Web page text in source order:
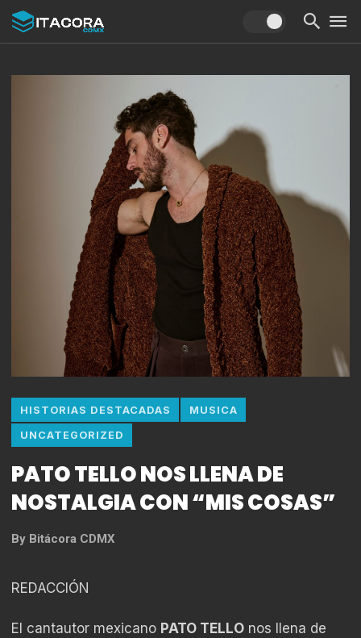
HISTORIAS DESTACADAS MUSICA
UNCATEGORIZED
PATO TELLO NOS LLENA DE
NOSTALGIA CON “MIS COSAS”
By Bitácora CDMX
REDACCIÓN
El cantautor mexicano PATO TELLO nos llena de